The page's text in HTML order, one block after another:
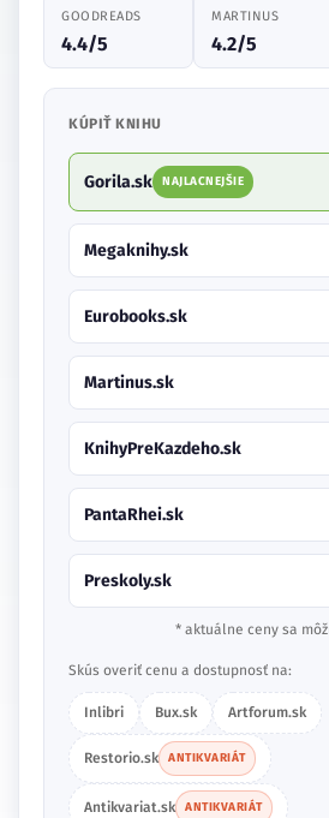
GOODREADS
4.4/5
MARTINUS
4.2/5
KÚPIŤ KNIHU
Gorila.sk NAJLACNEJŠIE
Megaknihy.sk
Eurobooks.sk
Martinus.sk
KnihyPreKazdeho.sk
PantaRhei.sk
Preskoly.sk
* aktuálne ceny sa
Skús overiť cenu a dostupnosť na:
Inlibri Bux.sk Artforum.sk
Restorio.sk ANTIKVARIÁT
Antikvariat.sk ANTIKVARIÁT